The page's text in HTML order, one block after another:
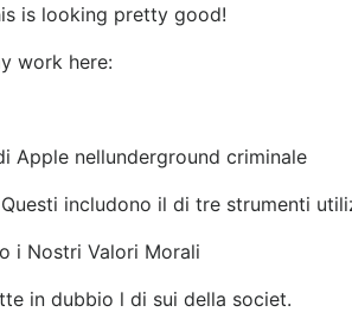
is looking pretty good!
work here:
Apple nellunderground criminale
includono il di tre strumenti
i Nostri Valori Morali
in dubbio l di sui della societ.